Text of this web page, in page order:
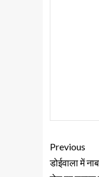
Previous
डोईवाला में